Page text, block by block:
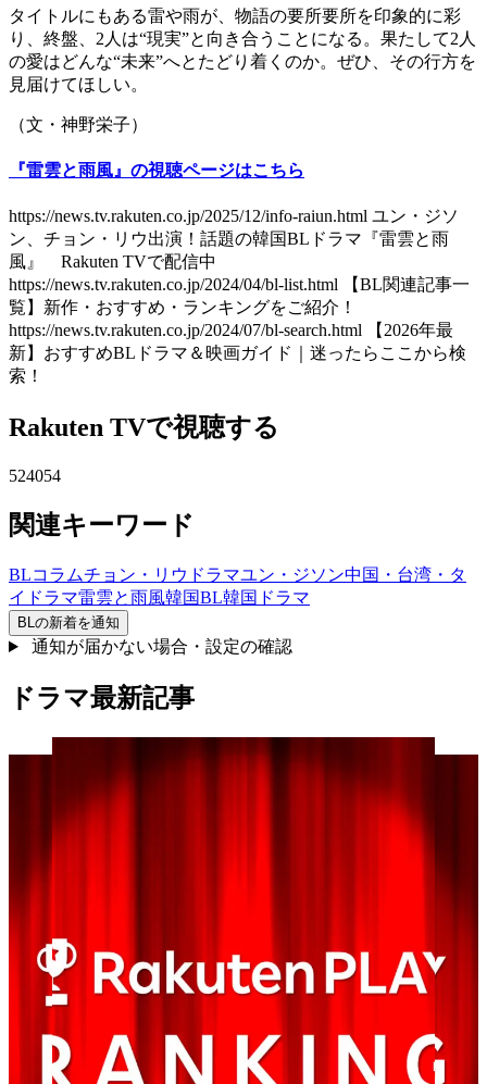
タイトルにもある雷や雨が、物語の要所要所を印象的に彩
り、終盤、2人は“現実”と向き合うことになる。果たして2人
の愛はどんな“未来”へとたどり着くのか。ぜひ、その行方を
見届けてほしい。
（文・神野栄子）
『雷雲と雨風』の視聴ページはこちら
https://news.tv.rakuten.co.jp/2025/12/info-raiun.html ユン・ジソ
ン、チョン・リウ出演！話題の韓国BLドラマ『雷雲と雨
風』 Rakuten TVで配信中
https://news.tv.rakuten.co.jp/2024/04/bl-list.html 【BL関連記事一
覧】新作・おすすめ・ランキングをご紹介！
https://news.tv.rakuten.co.jp/2024/07/bl-search.html 【2026年最
新】おすすめBLドラマ＆映画ガイド｜迷ったらここから検
索！
Rakuten TVで視聴する
524054
関連キーワード
BLコラムチョン・リウ ドラマユン・ジソン中国・台湾・タ
イドラマ雷雲と雨風韓国BL韓国ドラマ
BLの新着を通知
通知が届かない場合・設定の確認
ドラマ最新記事